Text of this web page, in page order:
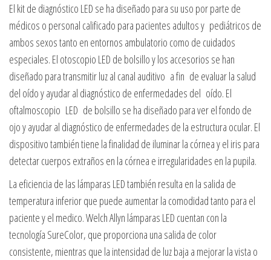
El kit de diagnóstico LED se ha diseñado para su uso por parte de
médicos o personal calificado para pacientes adultos y pediátricos de
ambos sexos tanto en entornos ambulatorio como de cuidados
especiales. El otoscopio LED de bolsillo y los accesorios se han
diseñado para transmitir luz al canal auditivo a fin de evaluar la salud
del oído y ayudar al diagnóstico de enfermedades del oído. El
oftalmoscopio LED de bolsillo se ha diseñado para ver el fondo de
ojo y ayudar al diagnóstico de enfermedades de la estructura ocular. El
dispositivo también tiene la finalidad de iluminar la córnea y el iris para
detectar cuerpos extraños en la córnea e irregularidades en la pupila.
La eficiencia de las lámparas LED también resulta en la salida de
temperatura inferior que puede aumentar la comodidad tanto para el
paciente y el medico. Welch Allyn lámparas LED cuentan con la
tecnología SureColor, que proporciona una salida de color
consistente, mientras que la intensidad de luz baja a mejorar la vista o